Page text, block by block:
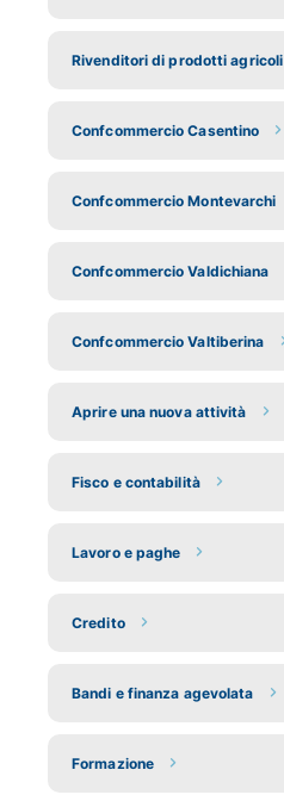
Rivenditori di prodotti agricoli
Confcommercio Casentino
Confcommercio Montevarchi
Confcommercio Valdichiana
Confcommercio Valtiberina
Aprire una nuova attività
Fisco e contabilità
Lavoro e paghe
Credito
Bandi e finanza agevolata
Formazione